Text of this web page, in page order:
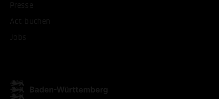
Presse
Act buchen
Jobs